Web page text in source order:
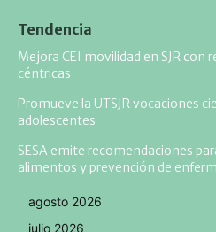
Tendencia
Mejora CEI movilidad en SJR con
céntricas
Promueve la UTSJR vocaciones
adolescentes
SESA emite recomendaciones
alimentos y prevención de
agosto 2026
julio 2026